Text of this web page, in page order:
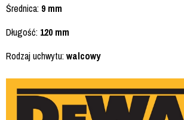
Średnica: 9 mm
Długość: 120 mm
Rodzaj uchwytu:walcowy